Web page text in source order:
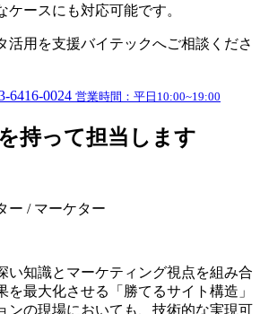
ースにも対応可能です。
活用を支援バイテックへご相談くださ
6416-0024 営業時間：平日10:00~19:00
持って担当します
ー / マーケター
い知識とマーケティング視点を組み合
を最大化させる「勝てるサイト構造」
ンの現場においても、技術的な実現可